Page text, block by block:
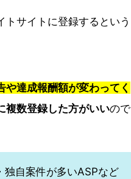
トサイトに登録するという
達成報酬額が変わってく
複数登録した方がいいので
独自案件が多いASPなど